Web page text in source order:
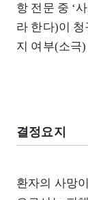
항 전문 중 ‘
라 한다)이
지 여부(소극)
결정요지
환자의 사망